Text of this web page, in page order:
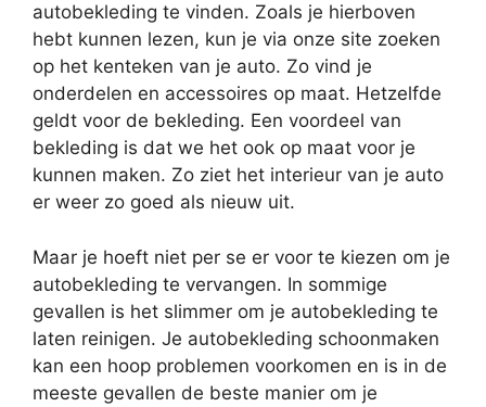
autobekleding te vinden. Zoals je hierboven
hebt kunnen lezen, kun je via onze site zoeken
op het kenteken van je auto. Zo vind je
onderdelen en accessoires op maat. Hetzelfde
geldt voor de bekleding. Een voordeel van
bekleding is dat we het ook op maat voor je
kunnen maken. Zo ziet het interieur van je auto
er weer zo goed als nieuw uit.
Maar je hoeft niet per se er voor te kiezen om je
autobekleding te vervangen. In sommige
gevallen is het slimmer om je autobekleding te
laten reinigen. Je autobekleding schoonmaken
kan een hoop problemen voorkomen en is in de
meeste gevallen de beste manier om je